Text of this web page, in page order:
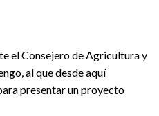
el Consejero de Agricultura y
al que desde aquí
presentar un proyecto